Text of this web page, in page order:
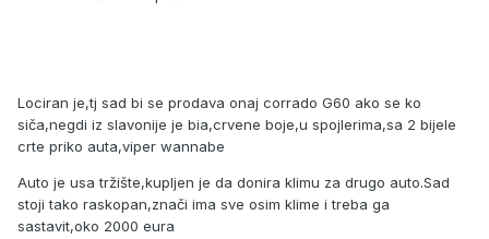
Lociran je,tj sad bi se prodava onaj corrado G60 ako se ko
siča,negdi iz slavonije je bia,crvene boje,u spojlerima,sa 2 bijele
crte priko auta,viper wannabe
Auto je usa tržište,kupljen je da donira klimu za drugo auto.Sad
stoji tako raskopan,znači ima sve osim klime i treba ga
sastavit,oko 2000 eura